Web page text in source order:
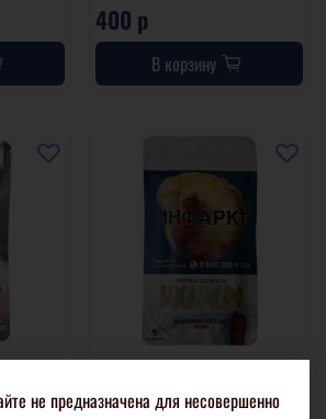
400 р
В корзину
не предназначена для несовершенно